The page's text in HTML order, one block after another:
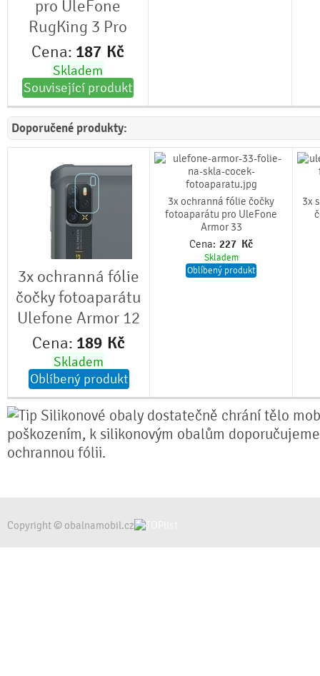
pro UleFone
RugKing 3 Pro
Cena: 187 Kč
Skladem
Související produkt
Doporučené produkty:
3x ochranná fólie
čočky fotoaparátu
Ulefone Armor 12
Cena: 189 Kč
Skladem
Oblíbený produkt
3x ochranná fólie čočky
fotoaparátu pro UleFone
Armor 33
Cena: 227 Kč
Skladem
Oblíbený produkt
3x
Silikonové obaly dostatečně chrání tělo
poškozením, k silikonovým obalům
ochrannou fólii.
Copyright © obalnamobil.cz